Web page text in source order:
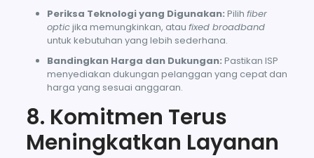
Periksa Teknologi yang Digunakan: Pilih fiber
opticjika memungkinkan, atau fixed broadband
untuk kebutuhan yang lebih sederhana.
Bandingkan Harga dan Dukungan: Pastikan ISP
menyediakan dukungan pelanggan yang cepat dan
harga yang sesuai anggaran.
8. Komitmen Terus
Meningkatkan Layanan